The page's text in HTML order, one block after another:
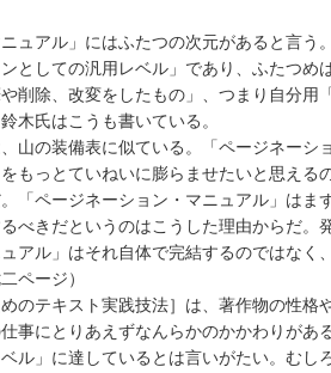
ュアル」にはふたつの次元があると言う
としての汎用レベル」であり、ふたつめ
削除、改変をしたもの」、つまり自分用
木氏はこうも書いている。
山の装備表に似ている。「ページネーシ
もっとていねいに膨らませたいと思える
「ページネーション・マニュアル」はま
べきだというのはこうした理由からだ。
アル」はそれ自体で完結するのではなく
ページ）
のテキスト実践技法］は、著作物の性格
事にとりあえずなんらかのかかわりがあ
ル」に達しているとは言いがたい。むし